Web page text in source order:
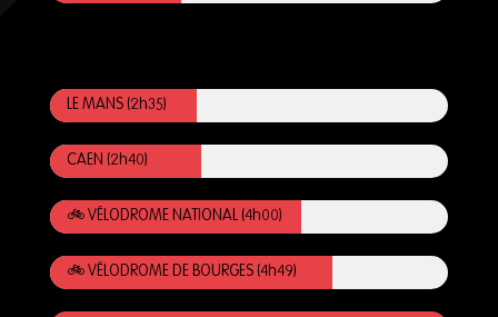
LE MANS (2h35)
CAEN (2h40)
🚲 VÉLODROME NATIONAL (4h00)
🚲 VÉLODROME DE BOURGES (4h49)